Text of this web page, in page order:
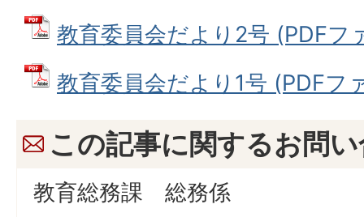
教育委員会だより2号 (PDFフ
教育委員会だより1号 (PDFフ
この記事に関するお問
教育総務課 総務係